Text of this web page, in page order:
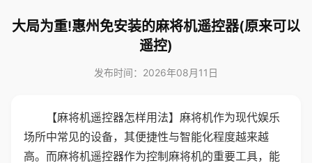
大局为重!惠州免安装的麻将机遥控器(原来可以
遥控)
发布时间：2026年08月11日
【麻将机遥控器怎样用法】麻将机作为现代娱乐
场所中常见的设备，其便捷性与智能化程度越来越
高。而麻将机遥控器作为控制麻将机的重要工具，能